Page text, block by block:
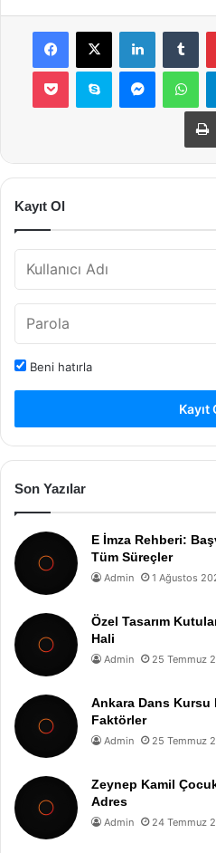
Facebook
X LinkedIn
Pocket Skype
Kayıt Ol
Beni hatırla
Kayıt
Son Yazılar
E İmza Rehberi:
Tüm Süreçler
Admin 1 Ağustos
Özel Tasarım
Hali
Admin 25 Temmuz
Ankara Dans Kursu
Faktörler
Admin 25 Temmuz
Zeynep Kamil
Adres
Admin 24 Temmuz